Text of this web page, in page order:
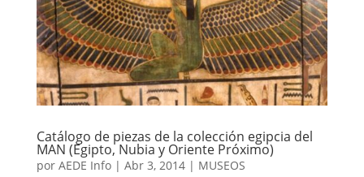
Catálogo de piezas de la colección egipcia del
MAN (Egipto, Nubia y Oriente Próximo)
por AEDE Info| Abr 3, 2014| MUSEOS